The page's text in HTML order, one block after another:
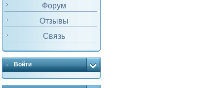
Форум
Отзывы
Связь
Войти